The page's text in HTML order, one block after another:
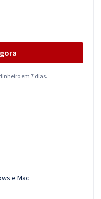
em 7 dias.
e Mac